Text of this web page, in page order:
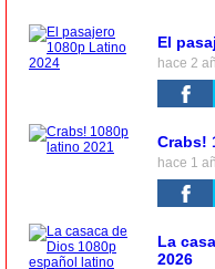
El
hace 2
Crabs!
hace 1
La
2026